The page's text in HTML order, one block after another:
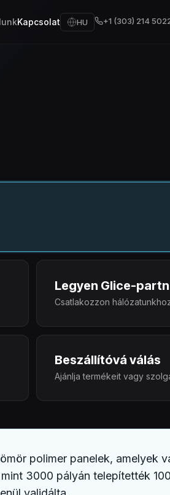
Kapcsolat HU +1 (303) 214
Legyen Glice-
Csatlakozzon
Beszállítóvá válás
Ajánlja termékeit vagy
polimer panelek, amelyek
3000 pályán telepítették